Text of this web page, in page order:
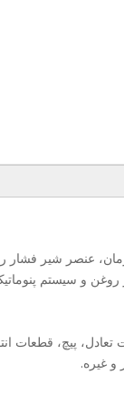
عنصر شیر فشار
روغن و سیستم
پیچ، قطعات
و غیره.